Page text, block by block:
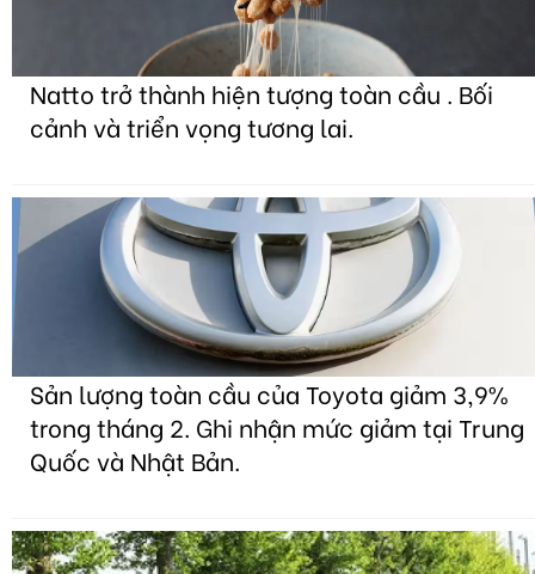
Natto trở thành hiện tượng toàn cầu . Bối
cảnh và triển vọng tương lai.
Sản lượng toàn cầu của Toyota giảm 3,9%
trong tháng 2. Ghi nhận mức giảm tại Trung
Quốc và Nhật Bản.